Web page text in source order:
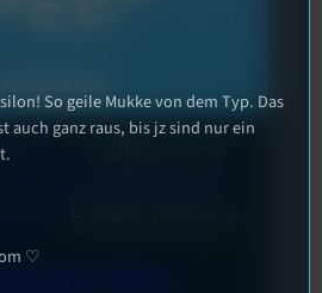
Week
So geile Mukke von dem Typ. Das
auch ganz raus, bis jz sind nur ein
♡